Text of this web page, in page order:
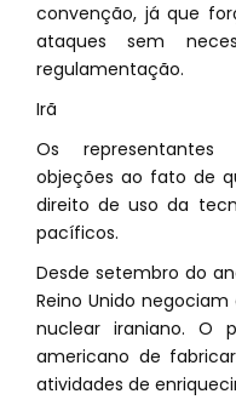
convenção, já que
ataques sem
regulamentação.
Irã
Os
objeções ao fato de
direito de uso da
pacíficos.
Desde setembro do
Reino Unido
nuclear iraniano. O
americano de
atividades de